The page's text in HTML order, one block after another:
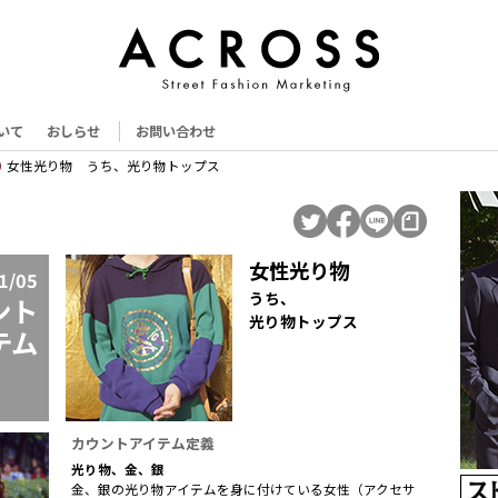
て おしらせ お問い合わせ
女性光り物 うち、光り物トップス
女性光り物
うち、
光り物トップス
05
ト
ム
カウントアイテム定義
光り物、金、銀
金、銀の光り物アイテムを身に付けている女性（アクセサ